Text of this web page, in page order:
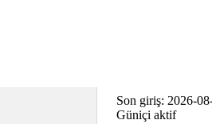
Son giriş: 2026-
Güniçi aktif